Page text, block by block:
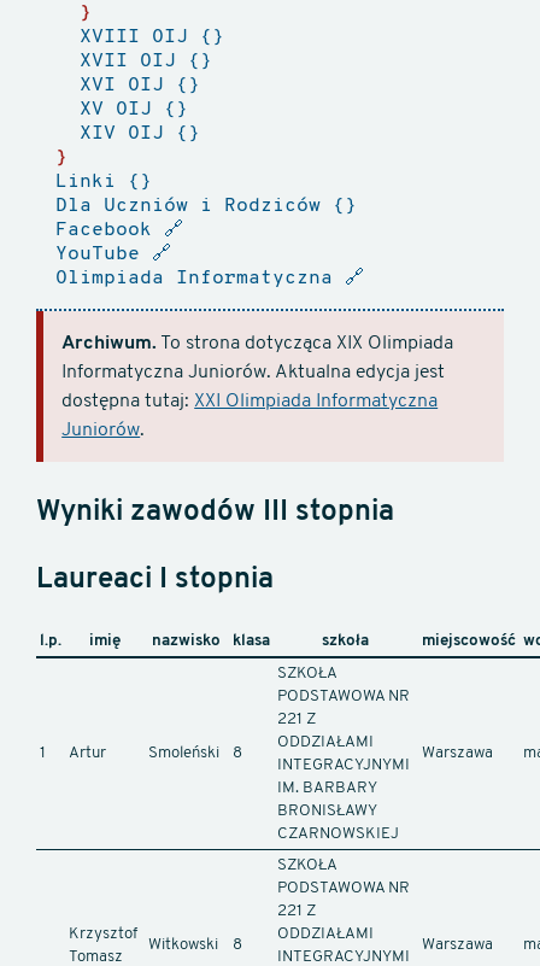
XVIII OIJ
XVII OIJ
XVI OIJ
XV OIJ
XIV OIJ
Linki
Dla Uczniów i Rodziców
Facebook 🔗
YouTube 🔗
Olimpiada Informatyczna 🔗
Archiwum. To strona dotycząca XIX Olimpiada
Informatyczna Juniorów. Aktualna edycja jest
dostępna tutaj: XXI Olimpiada Informatyczna
Juniorów.
Wyniki zawodów III stopnia
Laureaci I stopnia
l.p. imię nazwisko klasa szkoła miejscowość
1 Artur Smoleński 8
SZKOŁA
PODSTAWOWA NR
221 Z
ODDZIAŁAMI
INTEGRACYJNYMI
IM. BARBARY
BRONISŁAWY
CZARNOWSKIEJ
Warszawa
Krzysztof
Tomasz
Witkowski 8
SZKOŁA
PODSTAWOWA NR
221 Z
ODDZIAŁAMI
INTEGRACYJNYMI
Warszawa